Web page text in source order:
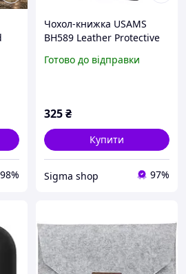
98%
Чохол-книжка USAMS
BH589 Leather Protective
Winto Series 12.9 inches
Готово до відправки
325₴
Купити
Sigma shop 97%